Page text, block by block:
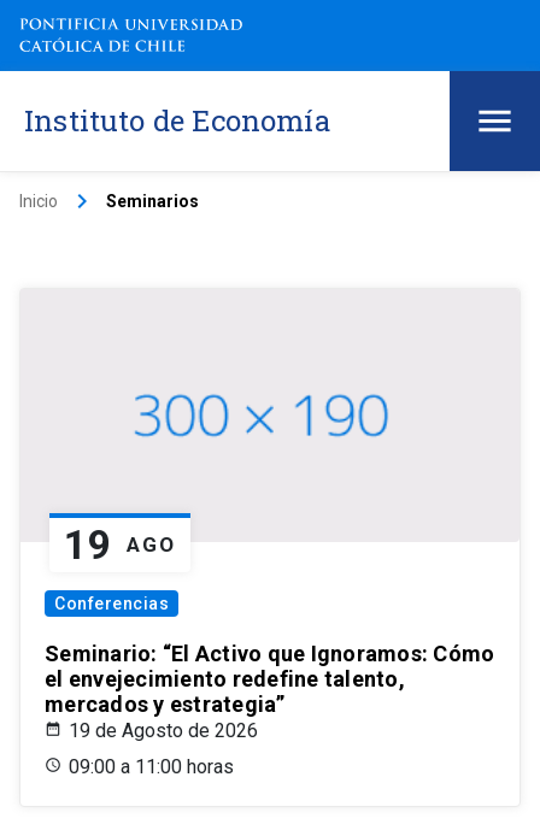
Instituto de Economía
Inicio keyboard_arrow_right Seminarios
19 AGO
Conferencias
Seminario: “El Activo que Ignoramos: Cómo
el envejecimiento redefine talento,
mercados y estrategia”
19 de Agosto de 2026
09:00 a 11:00 horas